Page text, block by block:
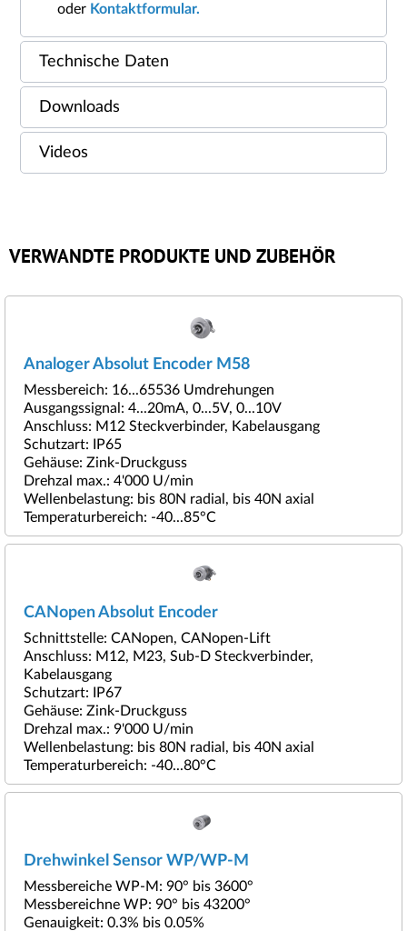
oder Kontaktformular.
Technische Daten
Downloads
Videos
VERWANDTE PRODUKTE UND ZUBEHÖR
Analoger Absolut Encoder M58
Messbereich: 16...65536 Umdrehungen
Ausgangssignal: 4...20mA, 0...5V, 0...10V
Anschluss: M12 Steckverbinder, Kabelausgang
Schutzart: IP65
Gehäuse: Zink-Druckguss
Drehzal max.: 4'000 U/min
Wellenbelastung: bis 80N radial, bis 40N axial
Temperaturbereich: -40...85°C
CANopen Absolut Encoder
Schnittstelle: CANopen, CANopen-Lift
Anschluss: M12, M23, Sub-D Steckverbinder,
Kabelausgang
Schutzart: IP67
Gehäuse: Zink-Druckguss
Drehzal max.: 9'000 U/min
Wellenbelastung: bis 80N radial, bis 40N axial
Temperaturbereich: -40...80°C
Drehwinkel Sensor WP/WP-M
Messbereiche WP-M: 90° bis 3600°
Messbereichne WP: 90° bis 43200°
Genauigkeit: 0.3% bis 0.05%